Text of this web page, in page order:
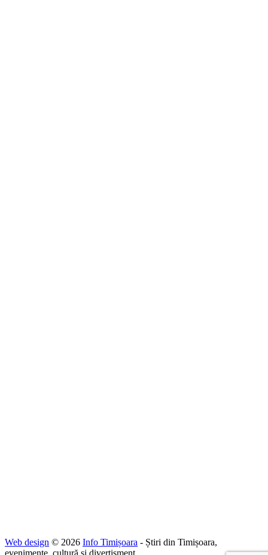
Web design © 2026 Info Timișoara - Știri din Timișoara,
evenimente, cultură și divertisment